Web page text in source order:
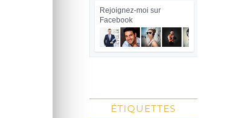
Rejoignez-moi sur
Facebook
ÉTIQUETTES